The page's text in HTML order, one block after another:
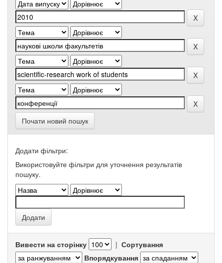
Почати новий пошук
Додати фільтри:
Використовуйте фільтри для уточнення результатів
пошуку.
Вивести на сторінку | Сортування
Впорядкування